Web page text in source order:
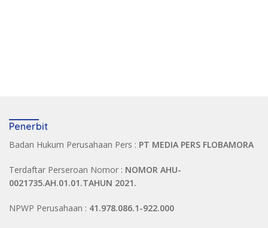
Penerbit
Badan Hukum Perusahaan Pers : PT MEDIA PERS FLOBAMORA
Terdaftar Perseroan Nomor : NOMOR AHU-
0021735.AH.01.01.TAHUN 2021.
NPWP Perusahaan : 41.978.086.1-922.000